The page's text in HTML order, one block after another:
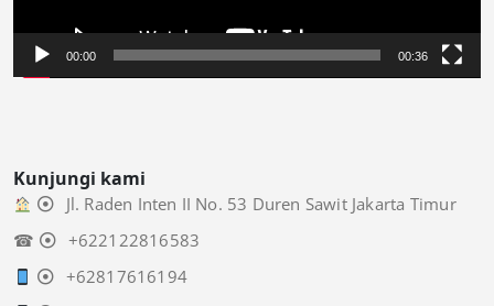
00:00 00:36
Kunjungi kami
Jl. Raden Inten II No. 53 Duren Sawit Jakarta Timur
☎
+622122816583
+62817616194